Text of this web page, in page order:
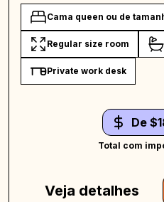
Cama queen ou de
Regular size room
Private work desk
De
Total com
Veja detalhes